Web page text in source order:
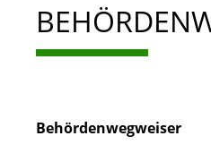
Behördenwegweiser